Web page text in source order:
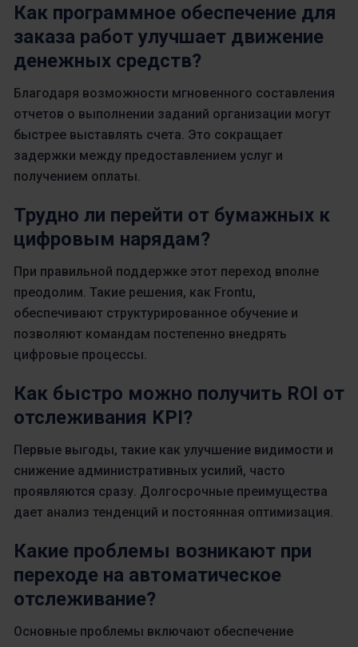
Как программное обеспечение для
заказа работ улучшает движение
денежных средств?
Благодаря возможности мгновенного составления
отчетов о выполнении заданий организации могут
быстрее выставлять счета. Это сокращает
задержки между предоставлением услуг и
получением оплаты.
Трудно ли перейти от бумажных к
цифровым нарядам?
При правильной поддержке этот переход вполне
преодолим. Такие решения, как Frontu,
обеспечивают структурированное обучение и
позволяют командам постепенно внедрять
цифровые процессы.
Как быстро можно получить ROI от
отслеживания KPI?
Первые выгоды, такие как улучшение видимости и
снижение административных усилий, часто
проявляются сразу. Долгосрочные преимущества
дает анализ тенденций и постоянная оптимизация.
Какие проблемы возникают при
переходе на автоматическое
отслеживание?
Основные проблемы включают обеспечение